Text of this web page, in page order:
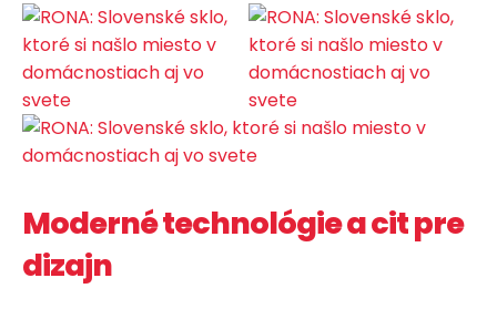
Moderné technológie a cit pre
dizajn